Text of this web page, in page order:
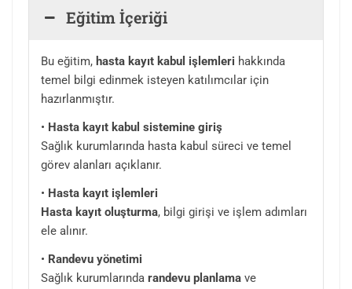
Eğitim İçeriği
Bu eğitim, hasta kayıt kabul işlemleri hakkında
temel bilgi edinmek isteyen katılımcılar için
hazırlanmıştır.
• Hasta kayıt kabul sistemine giriş
Sağlık kurumlarında hasta kabul süreci ve temel
görev alanları açıklanır.
• Hasta kayıt işlemleri
Hasta kayıt oluşturma, bilgi girişi ve işlem adımları
ele alınır.
• Randevu yönetimi
Sağlık kurumlarında randevu planlama ve